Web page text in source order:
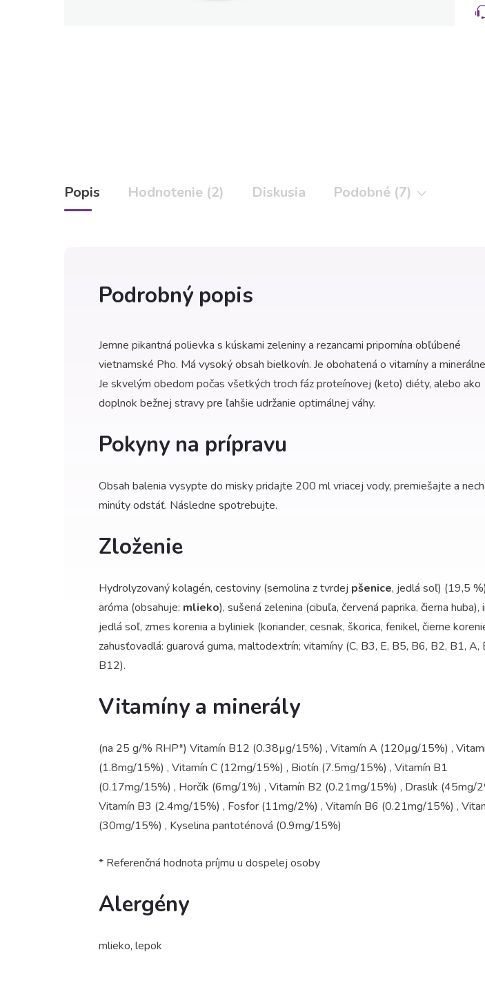
Popis Hodnotenie (2) Diskusia Podobné (7)
Podrobný popis
Jemne pikantná polievka s kúskami zeleniny a rezancami pripomína obľúbené
vietnamské Pho. Má vysoký obsah bielkovín. Je obohatená o vitamíny a
Je skvelým obedom počas všetkých troch fáz proteínovej (keto) diéty, alebo ako
doplnok bežnej stravy pre ľahšie udržanie optimálnej váhy.
Pokyny na prípravu
Obsah balenia vysypte do misky pridajte 200 ml vriacej vody, premiešajte a
minúty odstáť. Následne spotrebujte.
Zloženie
Hydrolyzovaný kolagén, cestoviny (semolina z tvrdej pšenice, jedlá soľ) (19,5
aróma (obsahuje: mlieko), sušená zelenina (cibuľa, červená paprika, čierna huba),
jedlá soľ, zmes korenia a byliniek (koriander, cesnak, škorica, fenikel, čierne
zahusťovadlá: guarová guma, maltodextrín; vitamíny (C, B3, E, B5, B6, B2, B1, A,
B12).
Vitamíny a minerály
(na 25 g/% RHP*) Vitamín B12 (0.38µg/15%) , Vitamín A (120µg/15%) ,
(1.8mg/15%) , Vitamín C (12mg/15%) , Biotín (7.5mg/15%) , Vitamín B1
(0.17mg/15%) , Horčík (6mg/1%) , Vitamín B2 (0.21mg/15%) , Draslík (45mg/
Vitamín B3 (2.4mg/15%) , Fosfor (11mg/2%) , Vitamín B6 (0.21mg/15%) ,
(30mg/15%) , Kyselina pantoténová (0.9mg/15%)
* Referenčná hodnota príjmu u dospelej osoby
Alergény
mlieko, lepok